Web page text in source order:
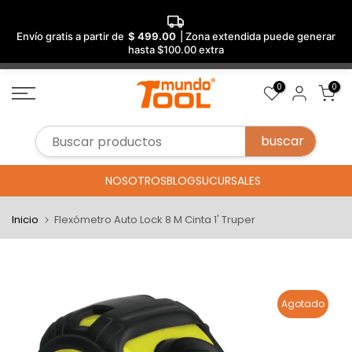
Envío gratis a partir de $ 499.00
| Zona extendida puede generar
hasta $100.00 extra
Saltar
al
0 0
NOSOTROSBLOGSUCURSALES
Inicio Flexómetro Auto Lock 8 M Cinta 1' Truper
Agotado